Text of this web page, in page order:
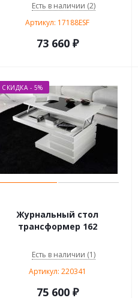
Есть в наличии (2)
Артикул: 17188ESF
73 660₽
СКИДКА - 5%
Журнальный стол
трансформер 162
Есть в наличии (1)
Артикул: 220341
75 600₽